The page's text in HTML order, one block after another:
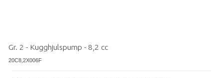
Gr. 2 - Kugghjulspump - 8,2 cc
20C8,2X006F